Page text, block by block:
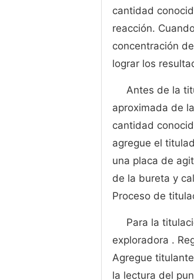
cantidad
reacción.
concentración
lograr los
Antes de la
aproximada de
cantidad
agregue el
una placa de
de la bureta y
Proceso de
Para la
exploradora .
Agregue
la lectura del